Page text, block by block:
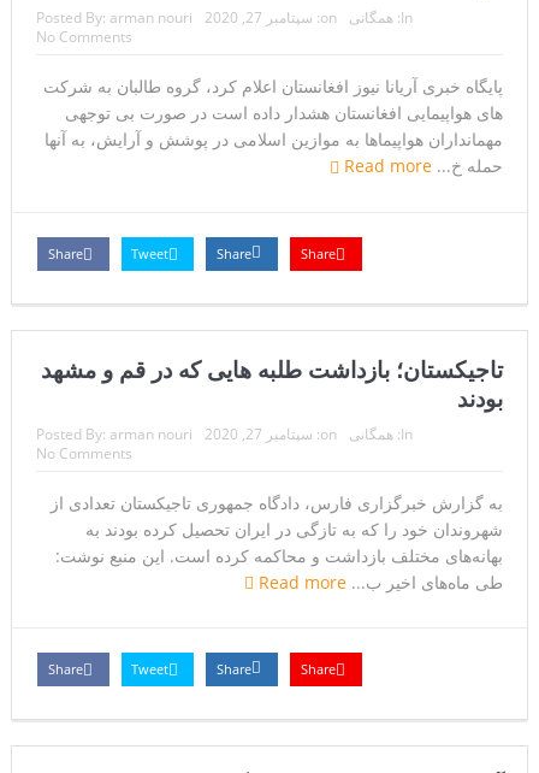
Posted By: arman nouri on: سپتامبر 27, 2020 In: همگانی
No Comments
پایگاه خبری آریانا نیوز افغانستان اعلام کرد، گروه طالبان به شرکت
های هواپیمایی افغانستان هشدار داده است در صورت بی توجهی
مهمانداران هواپیماها به موازین اسلامی در پوشش و آرایش، به آنها
حمله خ... Read more
Share Tweet Share Share
تاجیکستان؛ بازداشت طلبه هایی که در قم و مشهد
بودند
Posted By: arman nouri on: سپتامبر 27, 2020 In: همگانی
No Comments
به گزارش خبرگزاری فارس، دادگاه جمهوری تاجیکستان تعدادی از
شهروندان خود را که به تازگی در ایران تحصیل کرده بودند به
بهانه‌های مختلف بازداشت و محاکمه کرده است. این منبع نوشت:
طی ماه‌های اخیر ب... Read more
Share Tweet Share Share